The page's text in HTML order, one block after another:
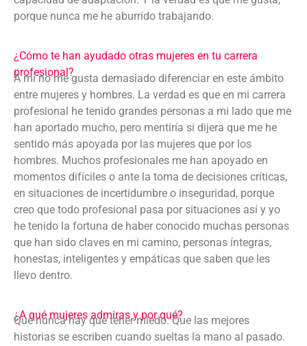
porque nunca me he aburrido trabajando.
¿Cómo te han ayudado otras mujeres en tu carrera
profesional?
A mi no me gusta demasiado diferenciar en este ámbito
entre mujeres y hombres. La verdad es que en mi carrera
profesional he tenido grandes personas a mi lado que me
han aportado mucho, pero mentiría si dijera que me he
sentido más apoyada por las mujeres que por los
hombres. Muchos profesionales me han apoyado en
momentos difíciles o ante la toma de decisiones críticas,
en situaciones de incertidumbre o inseguridad, porque
creo que todo profesional pasa por situaciones así y yo
he tenido la fortuna de haber conocido muchas personas
que han sido claves en mi camino, personas íntegras,
honestas, inteligentes y empáticas que saben que les
llevo dentro.
¿A qué mujeres admiras y por qué?
Que nunca hay que tener miedo. Que las mejores
historias se escriben cuando sueltas la mano al pasado.